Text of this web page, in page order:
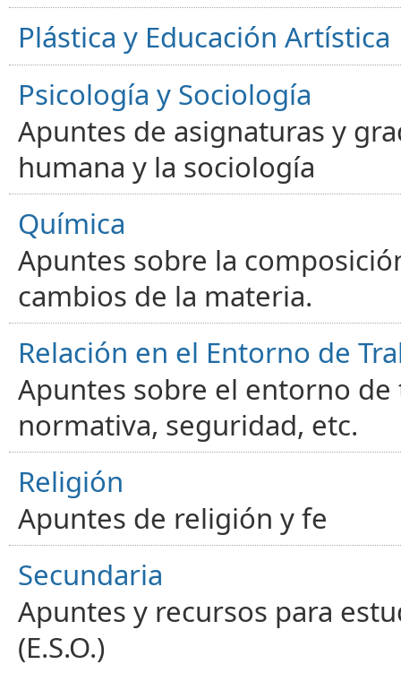
Plástica y Educación Artística
Psicología y Sociología
Apuntes de asignaturas y
humana y la sociología
Química
Apuntes sobre la
cambios de la materia.
Relación en el Entorno de
Apuntes sobre el entorno
normativa, seguridad, etc.
Religión
Apuntes de religión y fe
Secundaria
Apuntes y recursos para
(E.S.O.)